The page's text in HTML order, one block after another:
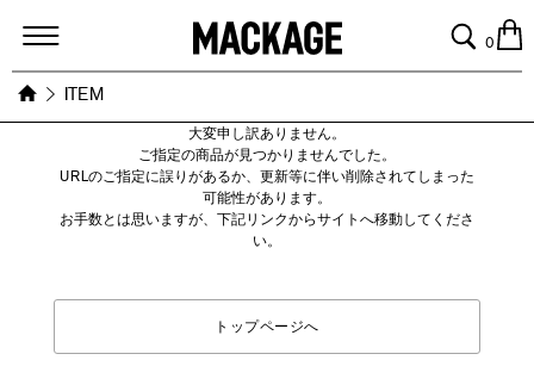
MACKAGE
0
ITEM
大変申し訳ありません。
ご指定の商品が見つかりませんでした。
URLのご指定に誤りがあるか、更新等に伴い削除されてしまった
可能性があります。
お手数とは思いますが、下記リンクからサイトへ移動してくださ
い。
トップページへ